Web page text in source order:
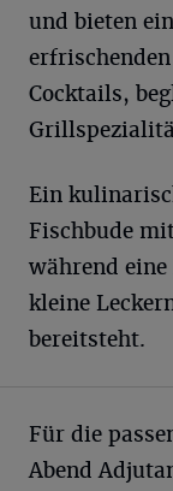
und bieten
Cocktails,
Ein
Fischbude
während
kleine
bereitsteht.
Für die
Abend